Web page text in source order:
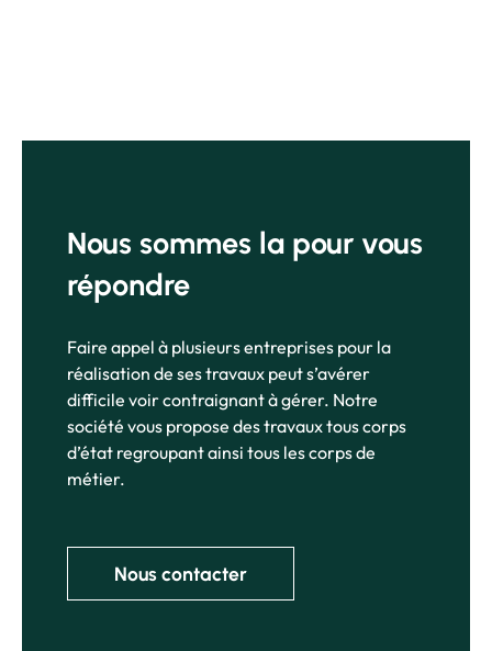
Nous sommes la pour vous
répondre
Faire appel à plusieurs entreprises pour la
réalisation de ses travaux peut s’avérer
difficile voir contraignant à gérer. Notre
société vous propose des travaux tous corps
d’état regroupant ainsi tous les corps de
métier.
Nous contacter